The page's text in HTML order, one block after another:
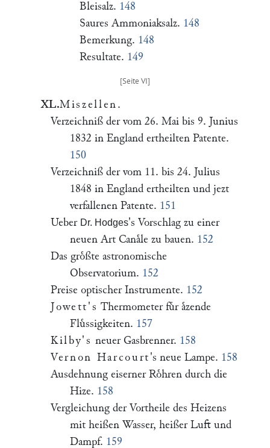
Bleisalz. 148
Saures Ammoniaksalz. 148
Bemerkung. 148
Resultate. 149
XL.Miszellen .
Verzeichniß der vom 26. Mai bis 9. Junius
1832 in England ertheilten Patente.
150
Verzeichniß der vom 11. bis 24. Julius
1848 in England ertheilten und jezt
verfallenen Patente. 151
Ueber Dr. Hodges's Vorschlag zu einer
neuen Art Canaͤle zu bauen. 152
Das groͤßte astronomische
Observatorium. 152
Preise optischer Instrumente. 152
Jowett's Thermometer fuͤr aͤzende
Fluͤssigkeiten. 157
Kilby's neuer Gasbrenner. 158
Vernon Harcourt 's neue Lampe. 158
Ausdehnung eiserner Roͤhren durch die
Hize. 158
Vergleichung der Vortheile des Heizens
mit heißen Wasser, heißer Luft und
Dampf. 159